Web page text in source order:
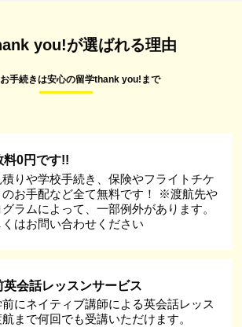
you!が選ばれる理由
手続きは安心の留学thank you!まで
料0円です!!
積りや学校手続き、保険やフライトチケ
のお手配など全て無料です！ ※渡航先や
ラムによって、一部例外があります。
はお問い合わせください
英会話レッスンサービス
前にネイティブ講師による英会話レッス
航まで何回でも受講いただけます。